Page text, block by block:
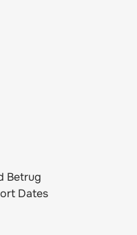
Betrug
Dates